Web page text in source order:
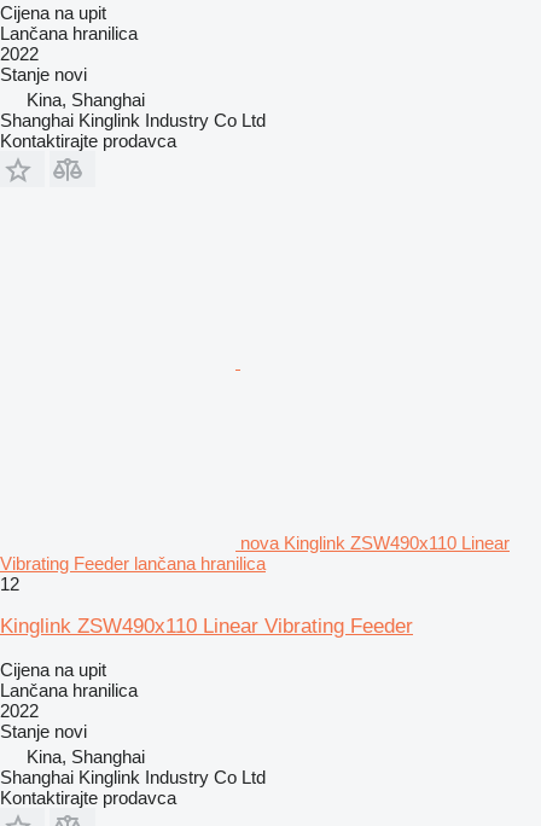
Cijena na upit
Lančana hranilica
2022
Stanje novi
Kina, Shanghai
Shanghai Kinglink Industry Co Ltd
Kontaktirajte prodavca
nova Kinglink ZSW490x110 Linear
Vibrating Feeder lančana hranilica
12
Kinglink ZSW490x110 Linear Vibrating Feeder
Cijena na upit
Lančana hranilica
2022
Stanje novi
Kina, Shanghai
Shanghai Kinglink Industry Co Ltd
Kontaktirajte prodavca